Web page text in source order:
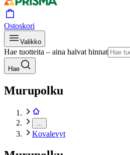
Ostoskori
Valikko
Hae tuotteita – aina halvat hinnat
Hae
Murupolku
Kovalevyt